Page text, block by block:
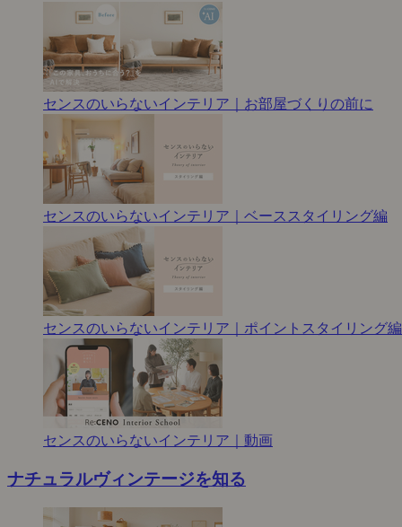
センスのいらないインテリア｜お部屋づくりの前に
センスのいらないインテリア｜ベーススタイリング編
センスのいらないインテリア｜ポイントスタイリング編
センスのいらないインテリア｜動画
ナチュラルヴィンテージを知る